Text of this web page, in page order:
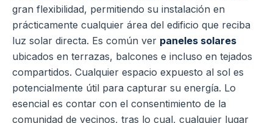
gran flexibilidad, permitiendo su instalación en
prácticamente cualquier área del edificio que reciba
luz solar directa. Es común ver paneles solares
ubicados en terrazas, balcones e incluso en tejados
compartidos. Cualquier espacio expuesto al sol es
potencialmente útil para capturar su energía. Lo
esencial es contar con el consentimiento de la
comunidad de vecinos, tras lo cual, cualquier lugar